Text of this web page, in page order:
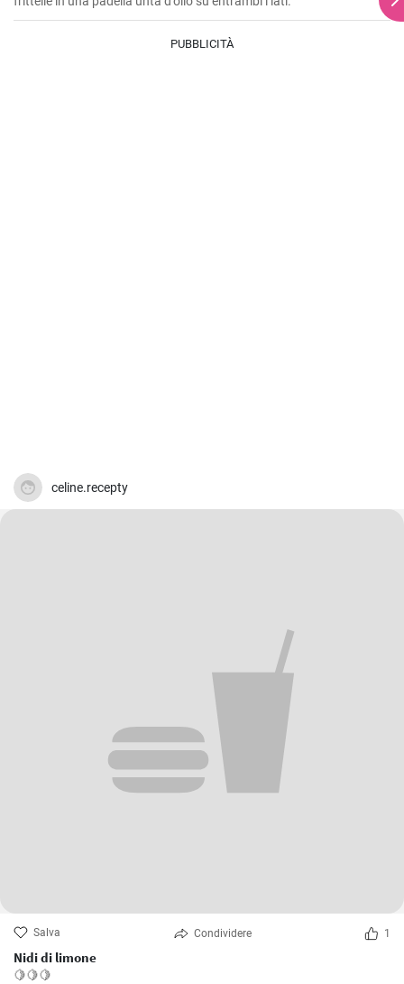
PUBBLICITÀ
celine.recepty
Salva Condividere 1
Nidi di limone
🍋🍋🍋